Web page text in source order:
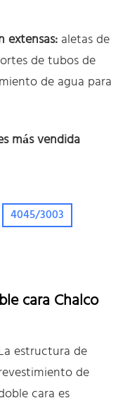
extensas: aletas de
de tubos de
de agua para
más vendida
4045/3003
cara Chalco
estructura de
de
cara es